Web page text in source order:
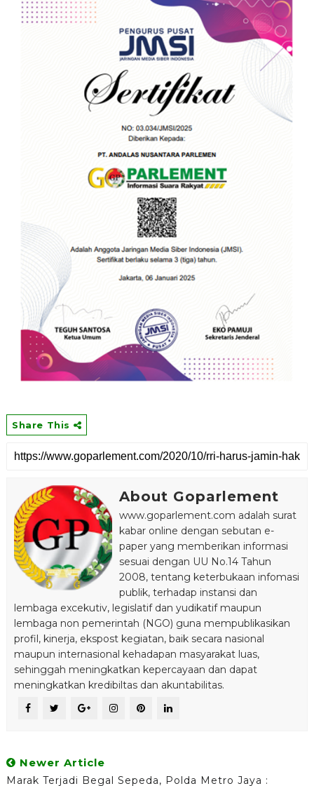
Share This
About Goparlement
www.goparlement.com adalah surat
kabar online dengan sebutan e-
paper yang memberikan informasi
sesuai dengan UU No.14 Tahun
2008, tentang keterbukaan infomasi
publik, terhadap instansi dan
lembaga excekutiv, legislatif dan yudikatif maupun
lembaga non pemerintah (NGO) guna mempublikasikan
profil, kinerja, ekspost kegiatan, baik secara nasional
maupun internasional kehadapan masyarakat luas,
sehinggah meningkatkan kepercayaan dan dapat
meningkatkan kredibiltas dan akuntabilitas.
Newer Article
Marak Terjadi Begal Sepeda, Polda Metro Jaya :